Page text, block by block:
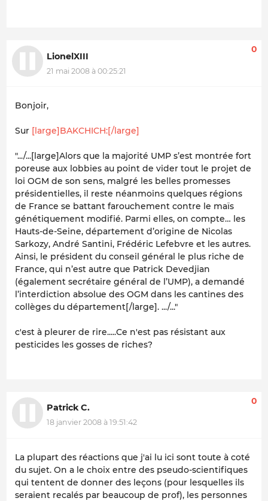
LionelXIII
21 mai 2008 à 00:25:21
0
Bonjoir,
Sur [large]BAKCHICH:[/large]
".../...[large]Alors que la majorité UMP s’est montrée fort
poreuse aux lobbies au point de vider tout le projet de
loi OGM de son sens, malgré les belles promesses
présidentielles, il reste néanmoins quelques régions
de France se battant farouchement contre le maïs
génétiquement modifié. Parmi elles, on compte… les
Hauts-de-Seine, département d’origine de Nicolas
Sarkozy, André Santini, Frédéric Lefebvre et les autres.
Ainsi, le président du conseil général le plus riche de
France, qui n’est autre que Patrick Devedjian
(également secrétaire général de l’UMP), a demandé
l’interdiction absolue des OGM dans les cantines des
collèges du département[/large]. .../..."
c'est à pleurer de rire.....Ce n'est pas résistant aux
pesticides les gosses de riches?
Patrick C.
18 janvier 2008 à 19:51:42
0
La plupart des réactions que j'ai lu ici sont toute à coté
du sujet. On a le choix entre des pseudo-scientifiques
qui tentent de donner des leçons (pour lesquelles ils
seraient recalés par beaucoup de prof), les personnes